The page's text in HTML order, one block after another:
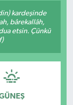
kardeşinde
bârekallâh,
etsin. Çünkü